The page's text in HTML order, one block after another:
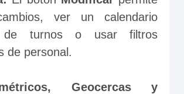
ver un calendario
de turnos o usar filtros
de personal.
Geocercas y